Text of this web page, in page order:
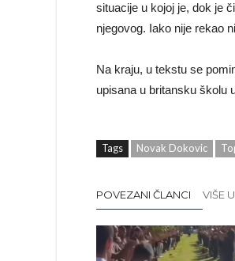
situacije u kojoj je, dok je
njegovog. Iako nije rekao
Na kraju, u tekstu se
upisana u britansku školu
Tags Novak Dokovic
POVEZANI ČLANCI VIŠE